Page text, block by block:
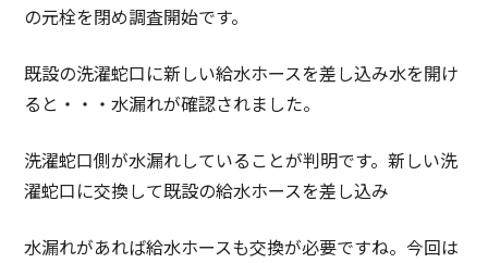
の元栓を閉め調査開始です。
既設の洗濯蛇口に新しい給水ホースを差し込み水を開け
ると・・・水漏れが確認されました。
洗濯蛇口側が水漏れしていることが判明です。新しい洗
濯蛇口に交換して既設の給水ホースを差し込み
水漏れがあれば給水ホースも交換が必要ですね。今回は